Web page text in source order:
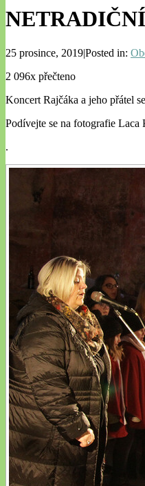
25 prosince, 2019|Posted in:
2 096x přečteno
Koncert Rajčáka a jeho přátel
Podívejte se na fotografie
.